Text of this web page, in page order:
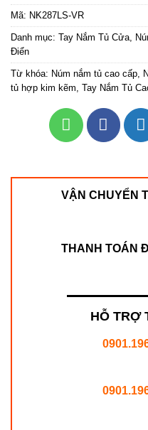
Mã: NK287LS-VR
Danh mục: Tay Nắm Tủ Cửa,
Điển
Từ khóa: Núm nắm tủ cao cấp,
tủ hợp kim kẽm, Tay Nắm Tủ
VẬN CHUYỂN
THANH TOÁN
HỖ TRỢ